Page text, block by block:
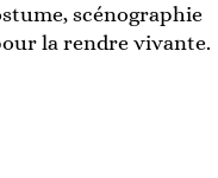
scénographie
la rendre vivante.